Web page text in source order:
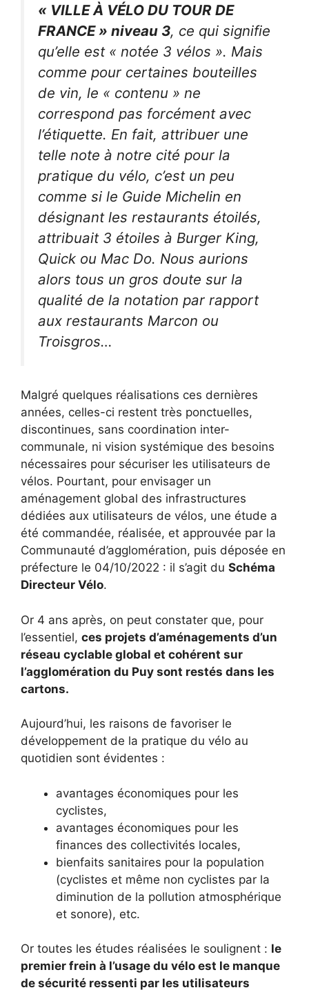
« VILLE À VÉLO DU TOUR DE
FRANCE » niveau 3, ce qui signifie
qu’elle est « notée 3 vélos ». Mais
comme pour certaines bouteilles
de vin, le « contenu » ne
correspond pas forcément avec
l’étiquette. En fait, attribuer une
telle note à notre cité pour la
pratique du vélo, c’est un peu
comme si le Guide Michelin en
désignant les restaurants étoilés,
attribuait 3 étoiles à Burger King,
Quick ou Mac Do. Nous aurions
alors tous un gros doute sur la
qualité de la notation par rapport
aux restaurants Marcon ou
Troisgros…
Malgré quelques réalisations ces dernières
années, celles-ci restent très ponctuelles,
discontinues, sans coordination inter-
communale, ni vision systémique des besoins
nécessaires pour sécuriser les utilisateurs de
vélos. Pourtant, pour envisager un
aménagement global des infrastructures
dédiées aux utilisateurs de vélos, une étude a
été commandée, réalisée, et approuvée par la
Communauté d’agglomération, puis déposée en
préfecture le 04/10/2022 : il s’agit du Schéma
Directeur Vélo.
Or 4 ans après, on peut constater que, pour
l’essentiel, ces projets d’aménagements d’un
réseau cyclable global et cohérent sur
l’agglomération du Puy sont restés dans les
cartons.
Aujourd’hui, les raisons de favoriser le
développement de la pratique du vélo au
quotidien sont évidentes :
avantages économiques pour les
cyclistes,
avantages économiques pour les
finances des collectivités locales,
bienfaits sanitaires pour la population
(cyclistes et même non cyclistes par la
diminution de la pollution atmosphérique
et sonore), etc.
Or toutes les études réalisées le soulignent : le
premier frein à l’usage du vélo est le manque
de sécurité ressenti par les utilisateurs